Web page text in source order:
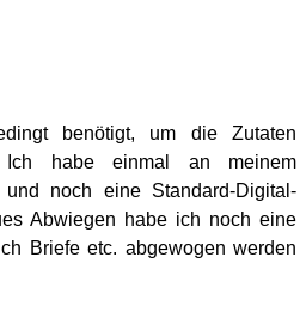
benötigt, um die Zutaten
habe einmal an meinem
noch eine Standard-Digital-
Abwiegen habe ich noch eine
Briefe etc. abgewogen werden